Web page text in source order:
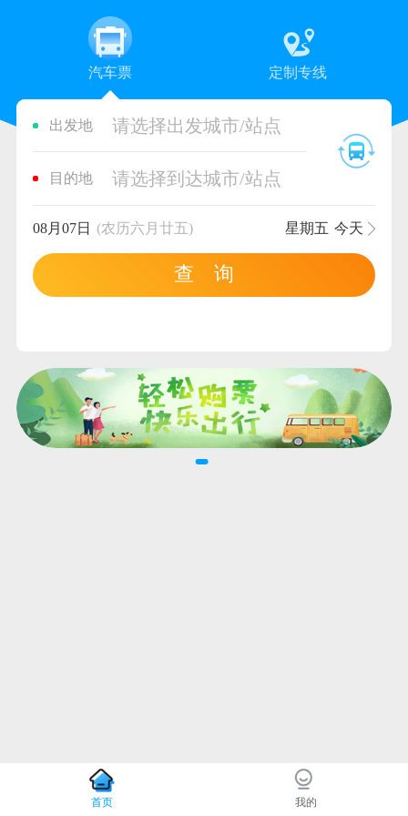
汽车票 定制专线
出发地 请选择出发城市/站点
目的地 请选择到达城市/站点
08月07日 (农历六月廿五) 星期五 今天
查 询
首页 我的